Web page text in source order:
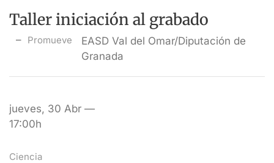
Taller iniciación al grabado
Promueve
EASD Val del Omar/Diputación de
Granada
jueves, 30 Abr —
17:00h
Ciencia